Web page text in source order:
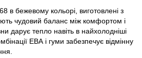
в бежевому кольорі, виготовлені з
чудовий баланс між комфортом і
дарує тепло навіть в найхолодніші
ЕВА і гуми забезпечує відмінну